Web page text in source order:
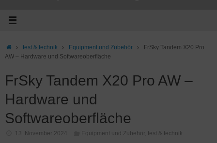
Starttest & technik Equipment und Zubehör
FrSky Tandem X20 Pro
AW – Hardware und Softwareoberfläche
FrSky Tandem X20 Pro AW –
Hardware und
Softwareoberfläche
13. November 2024 Equipment und Zubehör, test & technik